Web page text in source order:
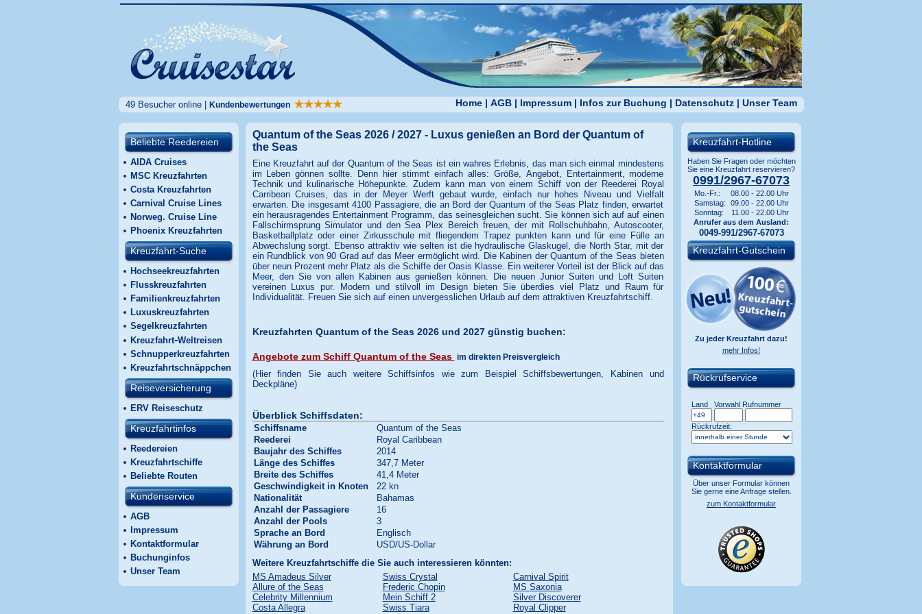
49 Besucher online | Kundenbewertungen Home | AGB | Impressum | Infos zur Buchung | Datenschutz | Unser Team
Beliebte Reedereien
AIDA Cruises
MSC Kreuzfahrten
Costa Kreuzfahrten
Carnival Cruise Lines
Norweg. Cruise Line
Phoenix Kreuzfahrten
Kreuzfahrt-Suche
Hochseekreuzfahrten
Flusskreuzfahrten
Familienkreuzfahrten
Luxuskreuzfahrten
Segelkreuzfahrten
Kreuzfahrt-Weltreisen
Schnupperkreuzfahrten
Kreuzfahrtschnäppchen
Reiseversicherung
ERV Reiseschutz
Kreuzfahrtinfos
Reedereien
Kreuzfahrtschiffe
Beliebte Routen
Kundenservice
AGB
Impressum
Kontaktformular
Buchunginfos
Unser Team
Quantum of the Seas 2026 / 2027 - Luxus genießen an Bord der Quantum of
the Seas
Eine Kreuzfahrt auf der Quantum of the Seas ist ein wahres Erlebnis, das man sich einmal mindestens
im Leben gönnen sollte. Denn hier stimmt einfach alles: Größe, Angebot, Entertainment, moderne
Technik und kulinarische Höhepunkte. Zudem kann man von einem Schiff von der Reederei Royal
Carribean Cruises, das in der Meyer Werft gebaut wurde, einfach nur hohes Niveau und Vielfalt
erwarten. Die insgesamt 4100 Passagiere, die an Bord der Quantum of the Seas Platz finden, erwartet
ein herausragendes Entertainment Programm, das seinesgleichen sucht. Sie können sich auf auf einen
Fallschirmsprung Simulator und den Sea Plex Bereich freuen, der mit Rollschuhbahn, Autoscooter,
Basketballplatz oder einer Zirkusschule mit fliegendem Trapez punkten kann und für eine Fülle an
Abwechslung sorgt. Ebenso attraktiv wie selten ist die hydraulische Glaskugel, die North Star, mit der
ein Rundblick von 90 Grad auf das Meer ermöglicht wird. Die Kabinen der Quantum of the Seas bieten
über neun Prozent mehr Platz als die Schiffe der Oasis Klasse. Ein weiterer Vorteil ist der Blick auf das
Meer, den Sie von allen Kabinen aus genießen können. Die neuen Junior Suiten und Loft Suiten
vereinen Luxus pur. Modern und stilvoll im Design bieten Sie überdies viel Platz und Raum für
Individualität. Freuen Sie sich auf einen unvergesslichen Urlaub auf dem attraktiven Kreuzfahrtschiff.
Kreuzfahrten Quantum of the Seas 2026 und 2027 günstig buchen:
Angebote zum Schiff Quantum of the Seas im direkten Preisvergleich
(Hier finden Sie auch weitere Schiffsinfos wie zum Beispiel Schiffsbewertungen, Kabinen und
Deckpläne)
Überblick Schiffsdaten:
Schiffsname
Quantum of the Seas
Reederei
Royal Caribbean
Baujahr des Schiffes
2014
Länge des Schiffes
347,7 Meter
Breite des Schiffes
41,4 Meter
Geschwindigkeit in Knoten
22 kn
Nationalität
Bahamas
Anzahl der Passagiere
16
Anzahl der Pools
3
Sprache an Bord
Englisch
Währung an Bord
USD/US-Dollar
Weitere Kreuzfahrtschiffe die Sie auch interessieren könnten:
MS Amadeus Silver
Swiss Crystal
Carnival Spirit
Allure of the Seas
Frederic Chopin
MS Saxonia
Celebrity Millennium
Mein Schiff 2
Silver Discoverer
Costa Allegra
Swiss Tiara
Royal Clipper
Kreuzfahrt-Hotline
Haben Sie Fragen oder möchten
Sie eine Kreuzfahrt reservieren?
0991/2967-67073
Mo.-Fr.:
08.00 - 22.00 Uhr
Samstag:
09.00 - 22.00 Uhr
Sonntag:
11.00 - 22.00 Uhr
Anrufer aus dem Ausland:
0049-991/2967-67073
Kreuzfahrt-Gutschein
Zu jeder Kreuzfahrt dazu!
mehr Infos!
Rückrufservice
Land VorwahlRufnummer
Rückrufzeit:
Kontaktformular
Über unser Formular können
Sie gerne eine Anfrage stellen.
zum Kontaktformular